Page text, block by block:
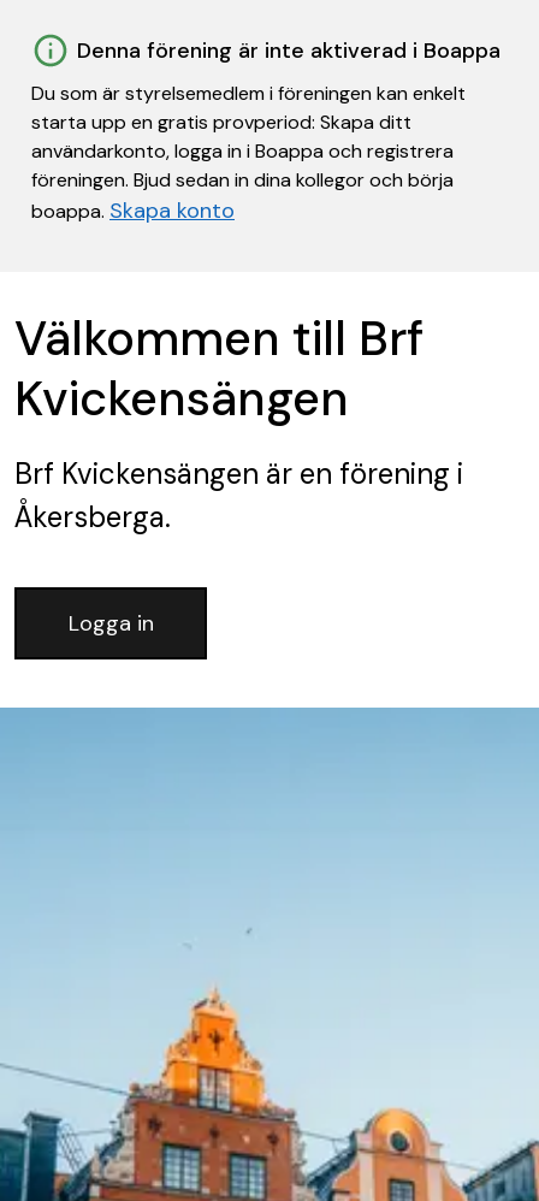
Denna förening är inte aktiverad i Boappa
Du som är styrelsemedlem i föreningen kan enkelt
starta upp en gratis provperiod: Skapa ditt
användarkonto, logga in i Boappa och registrera
föreningen. Bjud sedan in dina kollegor och börja
boappa. Skapa konto
Välkommen till Brf
Kvickensängen
Brf Kvickensängen är en förening i
Åkersberga.
Logga in